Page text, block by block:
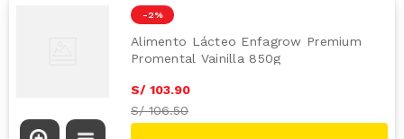
-2 %
Alimento Lácteo Enfagrow Premium
Promental Vainilla 850g
S/ 103.90
S/106.50